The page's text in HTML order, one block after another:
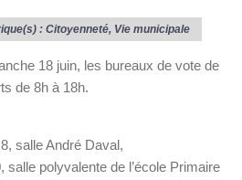
: Citoyenneté, Vie municipale
18 juin, les bureaux de vote de
de 8h à 18h.
salle André Daval,
salle polyvalente de l’école Primaire